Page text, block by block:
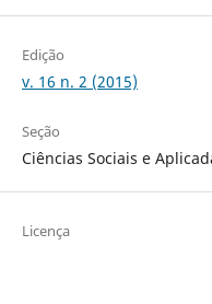
Edição
v. 16 n. 2 (2015)
Seção
Ciências Sociais e
Licença